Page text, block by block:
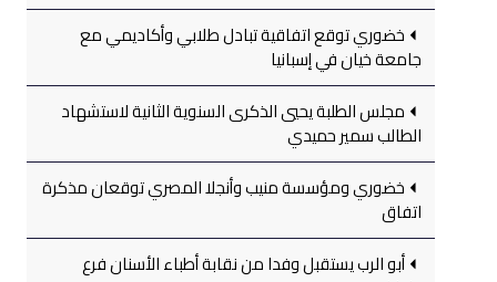
خضوري توقع اتفاقية تبادل طلابي وأكاديمي مع
جامعة خيان في إسبانيا
مجلس الطلبة يحيي الذكرى السنوية الثانية لاستشهاد
الطالب سمير حميدي
خضوري ومؤسسة منيب وأنجلا المصري توقعان مذكرة
اتفاق
أبو الرب يستقبل وفدا من نقابة أطباء الأسنان فرع